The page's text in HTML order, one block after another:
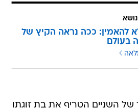
להאמין: ככה נראה הקיץ של
בעולם
השניים הטריף את בת זוגתו